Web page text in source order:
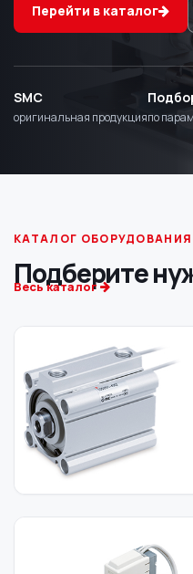
Перейти в каталог
SMC
оригинальная продукцияпо
КАТАЛОГ ОБОРУДОВАНИЯ
Подберите
Весь каталог